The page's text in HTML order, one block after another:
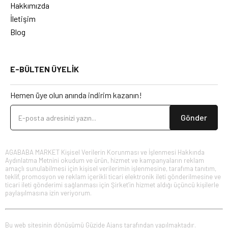
Hakkımızda
İletişim
Blog
E-BÜLTEN ÜYELİK
Hemen üye olun anında indirim kazanın!
Gönder
AGABABA MARKET Kişisel Verilerin Korunması ve İşlenmesi Hakkında
Aydınlatma Metnini okudum ve ürün, hizmet ve kampanyaların reklam
amaçlı sunulabilmesi için kişisel verilerimin işlenmesine, tarafıma tanıtım,
teklif, promosyon ve reklam içerikli ticari elektronik ileti gönderilmesine ve
ticari ileti gönderimi sağlanması için Şirket’in hizmet aldığı üçüncü kişilerle
paylaşılmasına izin veriyorum.
Bu web sitesinin dönüşümü Güzide Ajans tarafından yapılmaktadır.